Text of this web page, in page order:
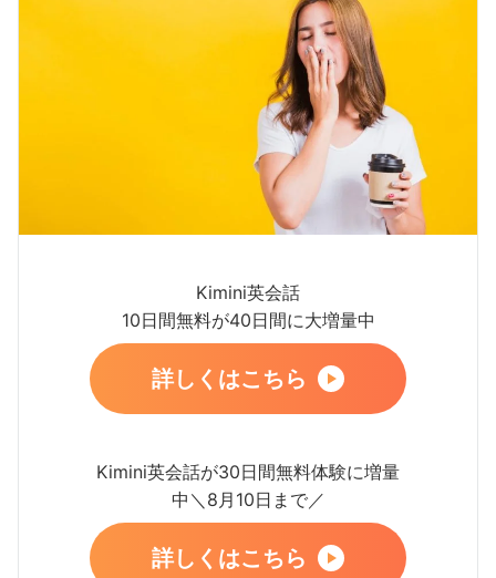
Kimini英会話
10日間無料が40日間に大増量中
詳しくはこちら
Kimini英会話が30日間無料体験に増量
中＼8月10日まで／
詳しくはこちら